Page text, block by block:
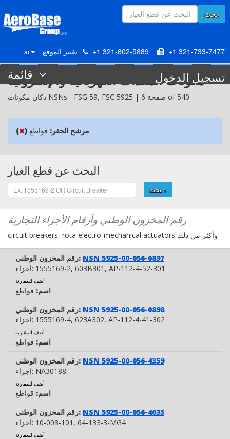
ar تغيير الموقع +1 321-802-5889 +1 321-733-7477
بحث
تسجيل الدخول
مكونات المعدات الكهربائية والإلكترونية
دكان مكونات NSNs - FSG 59, FSC 5925 | صفحة 6 of 540
( ) مرشح الحفر: قواطع
البحث عن قطع الغيار
بحث »
رقم المخزون الوطني وأرقام الأجزاء التجارية
circuit breakers, rota electro-mechanical actuators وأكثر من ذلك
رقم المخزون الوطني: NSN 5925-00-056-0897
اجزاء: 1555169-2, 603B301 , AP-112-4-52-301
أضف للمقارنة
اسم: قواطع
رقم المخزون الوطني: NSN 5925-00-056-0898
اجزاء: 1555169-4, 623A302, AP-112-4-41-302
أضف للمقارنة
اسم: قواطع
رقم المخزون الوطني: NSN 5925-00-056-4359
اجزاء: NA30188
أضف للمقارنة
اسم: قواطع
رقم المخزون الوطني: NSN 5925-00-056-4635
اجزاء: 10-003-101 , 64-133-3-MG4
أضف للمقارنة